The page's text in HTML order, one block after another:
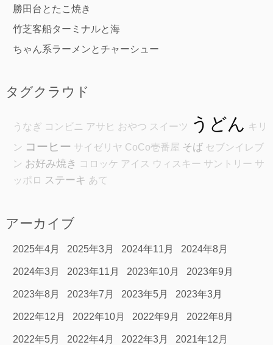
勝田台とたこ焼き
竹芝客船ターミナルと海
ちゃん系ラーメンとチャーシュー
タグクラウド
うなぎ コンビニ アサヒ おやつ スイーツ うどん キリ
ン コーヒー サイゼリヤ CoCo壱番屋 そば セブンイレブ
ン お好み焼き コロッケ アイス ウィスキー サントリー サ
ッポロ ステーキ あて
アーカイブ
2025年4月 2025年3月 2024年11月 2024年8月
2024年3月 2023年11月 2023年10月 2023年9月
2023年8月 2023年7月 2023年5月 2023年3月
2022年12月 2022年10月 2022年9月 2022年8月
2022年5月 2022年4月 2022年3月 2021年12月